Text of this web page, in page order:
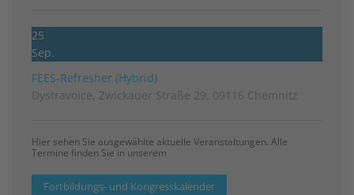
25
Sep.
FEES-Refresher (Hybrid)
Dystravoice, Zwickauer Straße 29, 09116 Chemnitz
Hier sehen Sie ausgewählte aktuelle Veranstaltungen. Alle
Termine finden Sie in unserem
Fortbildungs- und Kongresskalender